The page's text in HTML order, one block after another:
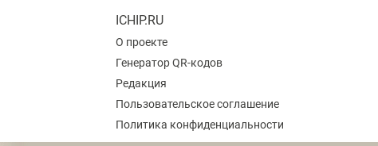
ICHIP.RU
О проекте
Генератор QR-кодов
Редакция
Пользовательское соглашение
Политика конфиденциальности